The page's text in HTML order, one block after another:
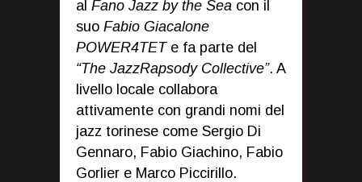
al Fano Jazz by the Sea con il
suo Fabio Giacalone
POWER4TETe fa parte del
“The JazzRapsody Collective”. A
livello locale collabora
attivamente con grandi nomi del
jazz torinese come Sergio Di
Gennaro, Fabio Giachino, Fabio
Gorlier e Marco Piccirillo.